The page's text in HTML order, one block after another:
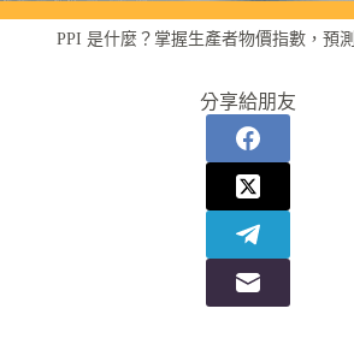
PPI 是什麼？掌握生產者物價指數，預
分享給朋友